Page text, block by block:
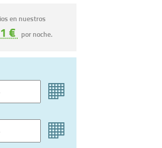
en nuestros
€ por noche.